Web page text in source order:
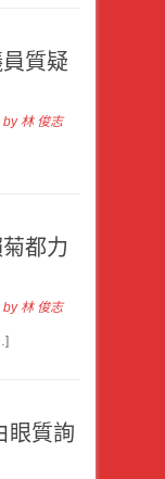
質疑
by 林 俊志
都力
by 林 俊志
眼質詢